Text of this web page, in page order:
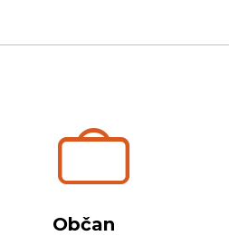
Občan